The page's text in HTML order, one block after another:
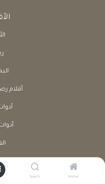
Home
Search
أقلام